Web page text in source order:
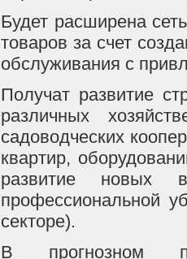
Будет расширена
товаров за счет
обслуживания с
Получат развитие
различных
садоводческих
квартир,
развитие новых
профессиональной
секторе).
В прогнозном